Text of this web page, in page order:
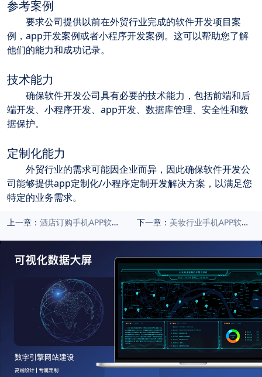
参考案例
例，app开发案例或者小程序开发案例。这可以帮助您了解
他们的能力和成功记录。
技术能力
端开发、小程序开发、app开发、数据库管理、安全性和数
据保护。
定制化能力
司能够提供app定制化/小程序定制开发解决方案，以满足您
特定的业务需求。
上一章： 酒店订购手机APP软件、小程序开发方案（一站式酒店订购入住解决方案） 下一章： 美妆行业手机APP软件开发、小程序开发主要功能介绍（详细功能清单）